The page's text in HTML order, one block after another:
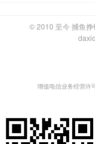
© 2010 至今 捕鱼
增值电信业务经营许